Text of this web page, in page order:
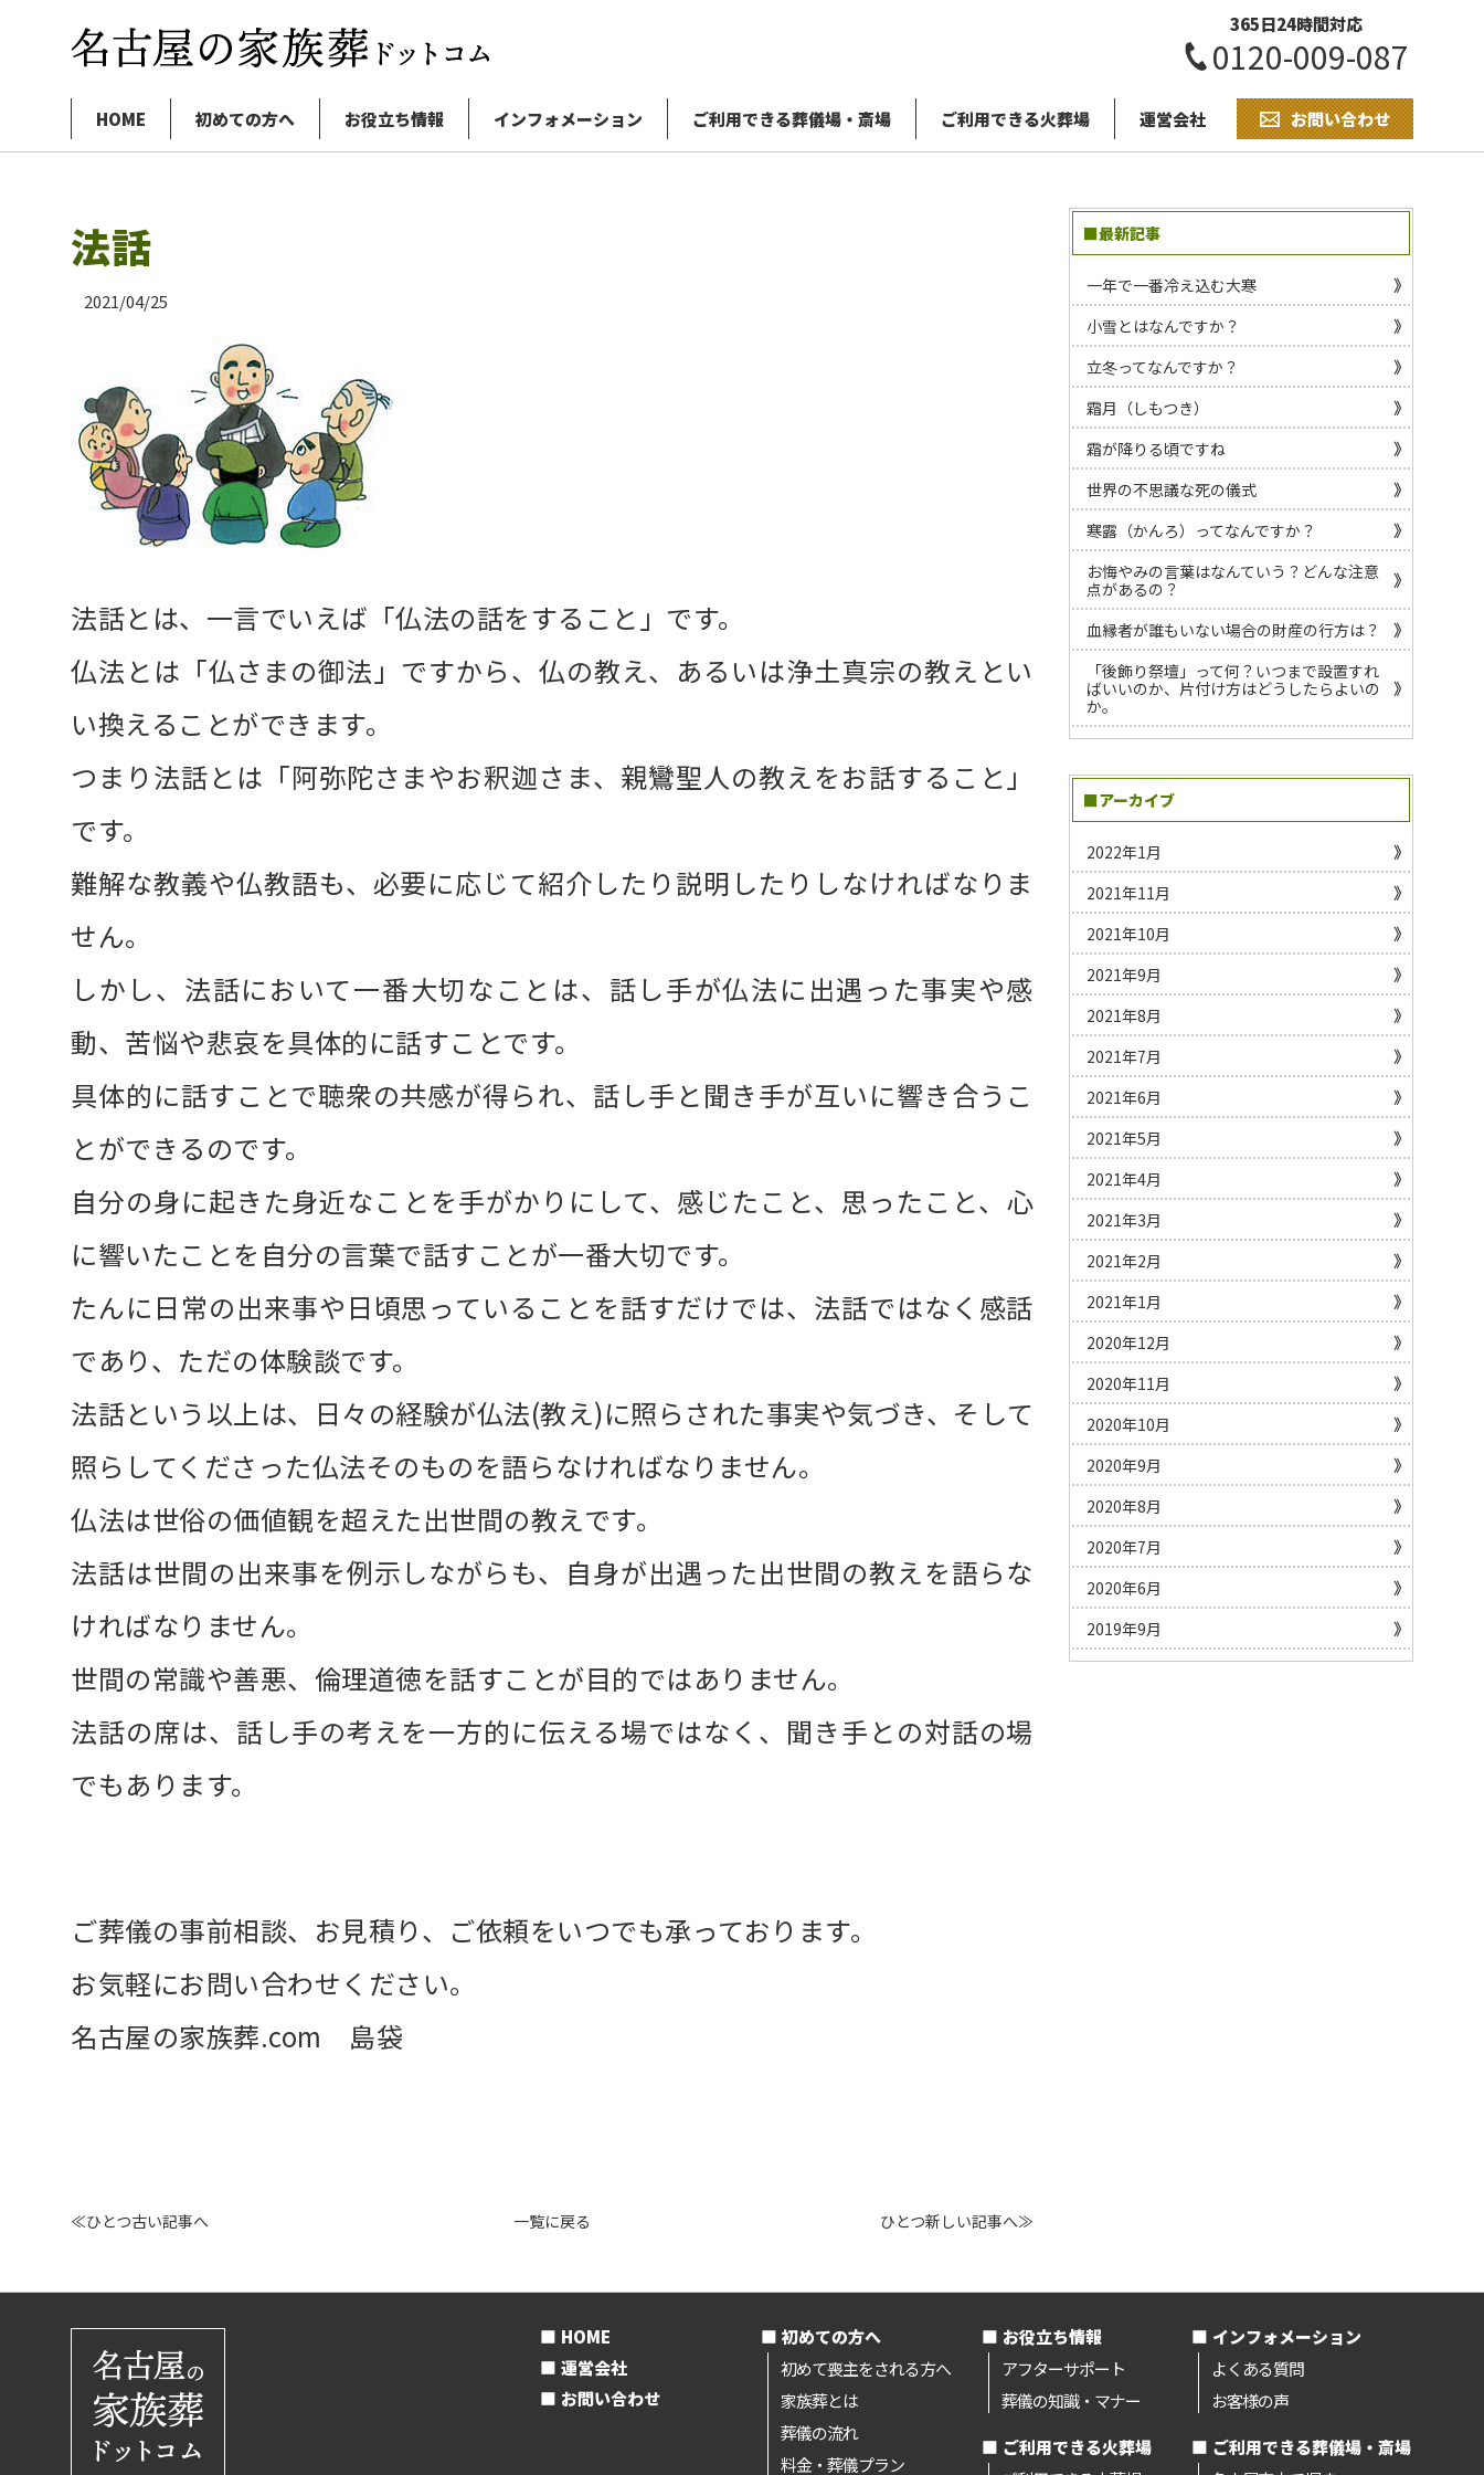
365日24時間対応
0120-009-087
HOME 初めての方へ お役立ち情報 インフォメーション ご利用できる葬儀場・斎場 ご利用できる火葬場 運営会社 お問い合わせ
法話
2021/04/25
法話とは、一言でいえば「仏法の話をすること」です。
仏法とは「仏さまの御法」ですから、仏の教え、あるいは浄土真宗の教えとい
い換えることができます。
つまり法話とは「阿弥陀さまやお釈迦さま、親鸞聖人の教えをお話すること」
です。
難解な教義や仏教語も、必要に応じて紹介したり説明したりしなければなりま
せん。
しかし、法話において一番大切なことは、話し手が仏法に出遇った事実や感
動、苦悩や悲哀を具体的に話すことです。
具体的に話すことで聴衆の共感が得られ、話し手と聞き手が互いに響き合うこ
とができるのです。
自分の身に起きた身近なことを手がかりにして、感じたこと、思ったこと、心
に響いたことを自分の言葉で話すことが一番大切です。
たんに日常の出来事や日頃思っていることを話すだけでは、法話ではなく感話
であり、ただの体験談です。
法話という以上は、日々の経験が仏法(教え)に照らされた事実や気づき、そして
照らしてくださった仏法そのものを語らなければなりません。
仏法は世俗の価値観を超えた出世間の教えです。
法話は世間の出来事を例示しながらも、自身が出遇った出世間の教えを語らな
ければなりません。
世間の常識や善悪、倫理道徳を話すことが目的ではありません。
法話の席は、話し手の考えを一方的に伝える場ではなく、聞き手との対話の場
でもあります。
ご葬儀の事前相談、お見積り、ご依頼をいつでも承っております。
お気軽にお問い合わせください。
名古屋の家族葬.com 島袋
≪ひとつ古い記事へ 一覧に戻る ひとつ新しい記事へ≫
■最新記事
一年で一番冷え込む大寒
小雪とはなんですか？
立冬ってなんですか？
霜月（しもつき）
霜が降りる頃ですね
世界の不思議な死の儀式
寒露（かんろ）ってなんですか？
お悔やみの言葉はなんていう？どんな注意
点があるの？
血縁者が誰もいない場合の財産の行方は？
「後飾り祭壇」って何？いつまで設置すれ
ばいいのか、片付け方はどうしたらよいの
か。
■アーカイブ
2022年1月
2021年11月
2021年10月
2021年9月
2021年8月
2021年7月
2021年6月
2021年5月
2021年4月
2021年3月
2021年2月
2021年1月
2020年12月
2020年11月
2020年10月
2020年9月
2020年8月
2020年7月
2020年6月
2019年9月
HOME
運営会社
お問い合わせ
初めての方へ
初めて喪主をされる方へ
家族葬とは
葬儀の流れ
料金・葬儀プラン
お役立ち情報
アフターサポート
葬儀の知識・マナー
ご利用できる火葬場
インフォメーション
よくある質問
お客様の声
ご利用できる葬儀場・斎場